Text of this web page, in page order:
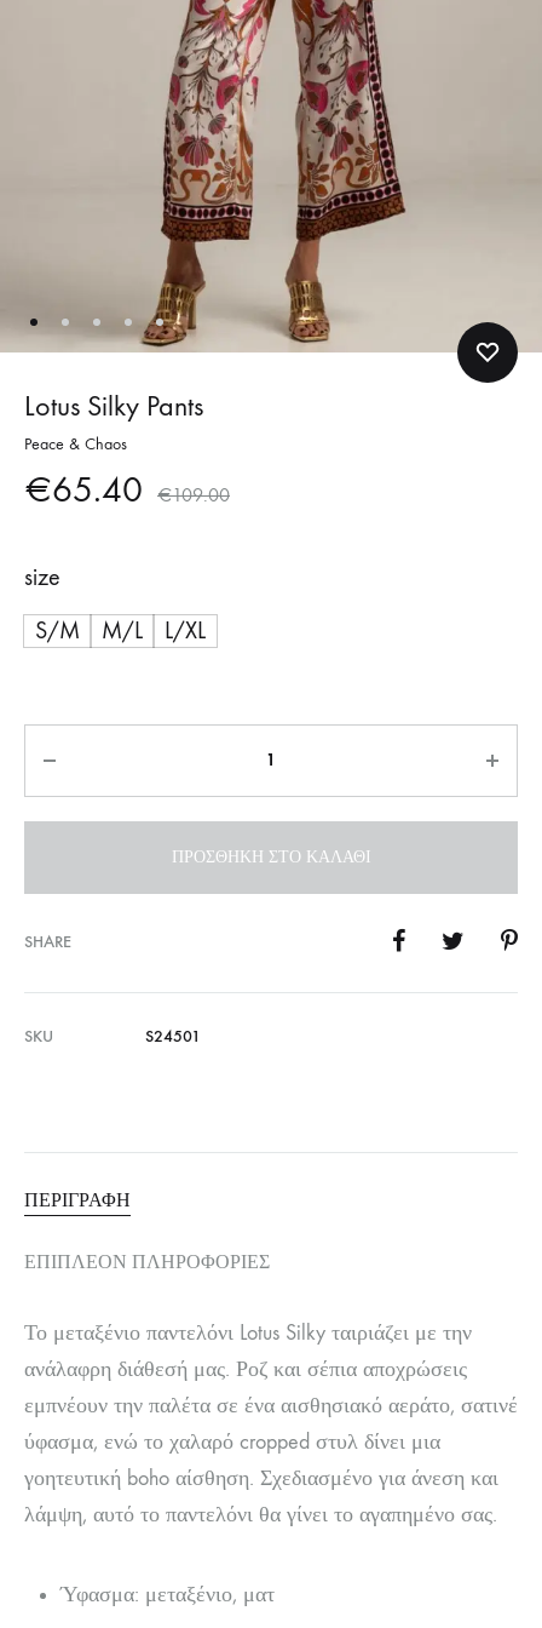
Lotus Silky Pants
Peace & Chaos
€65.40 €109.00
size
S/M
M/L L/XL
ΠΡΟΣΘΉΚΗ ΣΤΟ ΚΑΛΆΘΙ
SHARE
SKU S24501
ΠΕΡΙΓΡΑΦΉ
ΕΠΙΠΛΈΟΝ ΠΛΗΡΟΦΟΡΊΕΣ
Το μεταξένιο παντελόνι Lotus Silky ταιριάζει με την
ανάλαφρη διάθεσή μας. Ροζ και σέπια αποχρώσεις
εμπνέουν την παλέτα σε ένα αισθησιακό αεράτο, σατινέ
ύφασμα, ενώ το χαλαρό cropped στυλ δίνει μια
γοητευτική boho αίσθηση. Σχεδιασμένο για άνεση και
λάμψη, αυτό το παντελόνι θα γίνει το αγαπημένο σας.
Ύφασμα: μεταξένιο, ματ